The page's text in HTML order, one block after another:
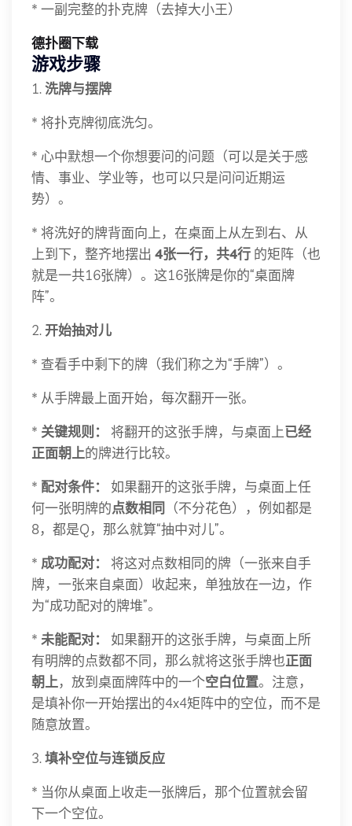
* 一副完整的扑克牌（去掉大小王）
德扑圈下载
游戏步骤
1.洗牌与摆牌
* 将扑克牌彻底洗匀。
* 心中默想一个你想要问的问题（可以是关于感
情、事业、学业等，也可以只是问问近期运
势）。
* 将洗好的牌背面向上，在桌面上从左到右、从
上到下，整齐地摆出 4张一行，共4行 的矩阵（也
就是一共16张牌）。这16张牌是你的“桌面牌
阵”。
2. 开始抽对儿
* 查看手中剩下的牌（我们称之为“手牌”）。
* 从手牌最上面开始，每次翻开一张。
* 关键规则： 将翻开的这张手牌，与桌面上已经
正面朝上的牌进行比较。
* 配对条件：
如果翻开的这张手牌，与桌面上任
何一张明牌的点数相同 （不分花色），例如都是
8，都是Q，那么就算“抽中对儿”。
* 成功配对：
将这对点数相同的牌（一张来自手
牌，一张来自桌面）收起来，单独放在一边，作
为“成功配对的牌堆”。
* 未能配对：
如果翻开的这张手牌，与桌面上所
有明牌的点数都不同，那么就将这张手牌也正面
朝上，放到桌面牌阵中的一个空白位置。注意，
是填补你一开始摆出的4x4矩阵中的空位，而不是
随意放置。
3.填补空位与连锁反应
* 当你从桌面上收走一张牌后，那个位置就会留
下一个空位。